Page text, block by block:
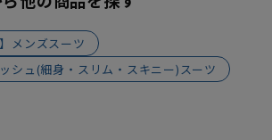
メンズスーツ
シュ(細身・スリム・スキニー)スーツ